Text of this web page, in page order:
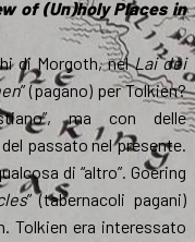
of (Un)holy Places in
di Morgoth, nelLai dei
” (pagano) per Tolkien?
ma con delle
passato nel presente.
di “altro”. Goering
” (tabernacoli pagani)
Tolkien era interessato